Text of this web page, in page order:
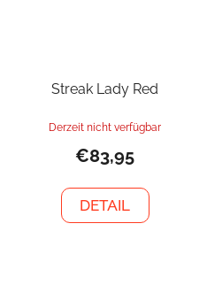
Streak Lady Red
Derzeit nicht verfügbar
€83,95
DETAIL